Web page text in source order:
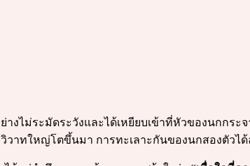
ไม่ระมัดระวังและได้เหยียบเข้าที่หัวของนกกระ
าทใหญ่โตขึ้นมา การทะเลาะกันของนกสองตัวไ